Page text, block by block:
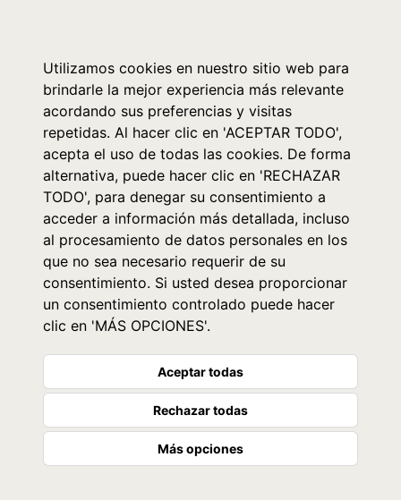
Utilizamos cookies en nuestro sitio web para
brindarle la mejor experiencia más relevante
acordando sus preferencias y visitas
repetidas. Al hacer clic en 'ACEPTAR TODO',
acepta el uso de todas las cookies. De forma
alternativa, puede hacer clic en 'RECHAZAR
TODO', para denegar su consentimiento a
acceder a información más detallada, incluso
al procesamiento de datos personales en los
que no sea necesario requerir de su
consentimiento. Si usted desea proporcionar
un consentimiento controlado puede hacer
clic en 'MÁS OPCIONES'.
Aceptar todas
Rechazar todas
Más opciones